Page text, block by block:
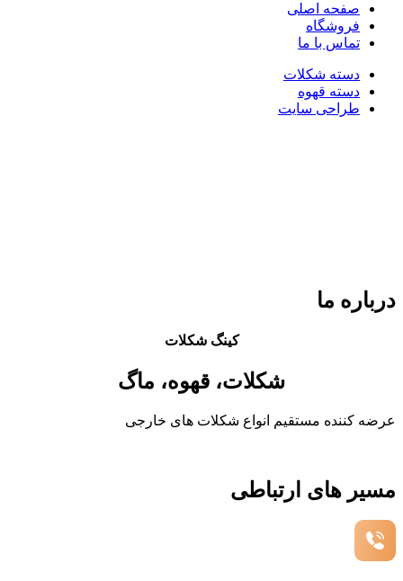
صفحه اصلی
فروشگاه
تماس با ما
دسته شکلات
دسته قهوه
طراحی سایت
درباره ما
کینگ شکلات
شکلات، قهوه، ماگ
عرضه کننده مستقیم انواع شکلات های خارجی
مسیر های ارتباطی